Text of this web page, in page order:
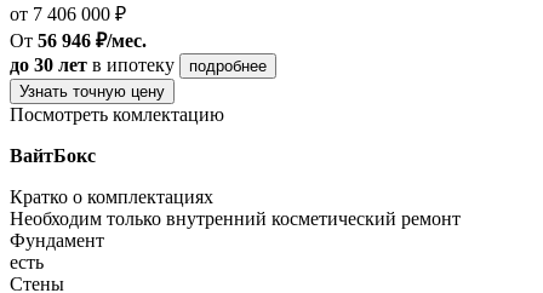
от 7 406 000 ₽
От 56 946 ₽/мес.
до 30 лет в ипотеку
подробнее
Узнать точную цену
Посмотреть комлектацию
ВайтБокс
Кратко о комплектациях
Необходим только внутренний косметический ремонт
Фундамент
есть
Стены